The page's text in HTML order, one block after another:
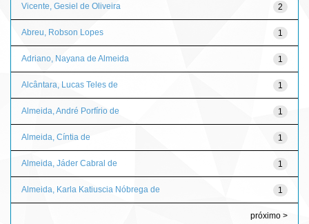
2
Vicente, Gesiel de Oliveira
1
Abreu, Robson Lopes
1
Adriano, Nayana de Almeida
1
Alcântara, Lucas Teles de
1
Almeida, André Porfírio de
1
Almeida, Cíntia de
1
Almeida, Jáder Cabral de
1
Almeida, Karla Katiuscia Nóbrega de
próximo >